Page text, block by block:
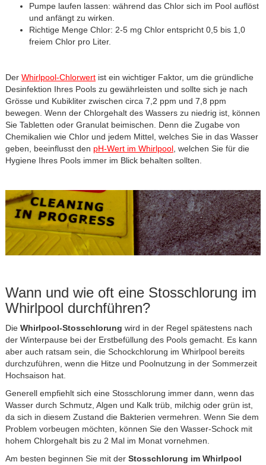
Pumpe laufen lassen: während das Chlor sich im Pool auflöst
und anfängt zu wirken.
Richtige Menge Chlor: 2-5 mg Chlor entspricht 0,5 bis 1,0
freiem Chlor pro Liter.
Der Whirlpool-Chlorwertist ein wichtiger Faktor, um die gründliche
Desinfektion Ihres Pools zu gewährleisten und sollte sich je nach
Grösse und Kubikliter zwischen circa 7,2 ppm und 7,8 ppm
bewegen. Wenn der Chlorgehalt des Wassers zu niedrig ist, können
Sie Tabletten oder Granulat beimischen. Denn die Zugabe von
Chemikalien wie Chlor und jedem Mittel, welches Sie in das Wasser
geben, beeinflusst den pH-Wert im Whirlpool, welchen Sie für die
Hygiene Ihres Pools immer im Blick behalten sollten.
Wann und wie oft eine Stosschlorung im
Whirlpool durchführen?
Die Whirlpool-Stosschlorung wird in der Regel spätestens nach
der Winterpause bei der Erstbefüllung des Pools gemacht. Es kann
aber auch ratsam sein, die Schockchlorung im Whirlpool bereits
durchzuführen, wenn die Hitze und Poolnutzung in der Sommerzeit
Hochsaison hat.
Generell empfiehlt sich eine Stosschlorung immer dann, wenn das
Wasser durch Schmutz, Algen und Kalk trüb, milchig oder grün ist,
da sich in diesem Zustand die Bakterien vermehren. Wenn Sie dem
Problem vorbeugen möchten, können Sie den Wasser-Schock mit
hohem Chlorgehalt bis zu 2 Mal im Monat vornehmen.
Am besten beginnen Sie mit der Stosschlorung im Whirlpool